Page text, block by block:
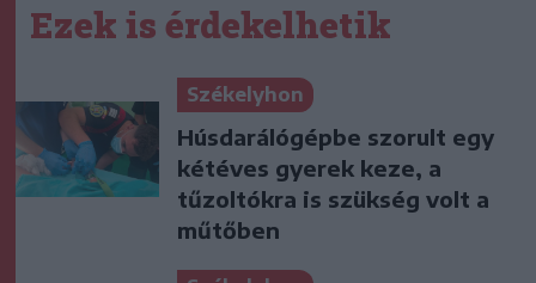
Ezek is érdekelhetik
Székelyhon
Húsdarálógépbe szorult egy
kétéves gyerek keze, a
tűzoltókra is szükség volt a
műtőben